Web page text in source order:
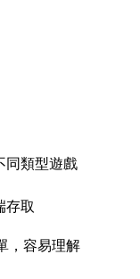
同類型遊戲
存取
，容易理解